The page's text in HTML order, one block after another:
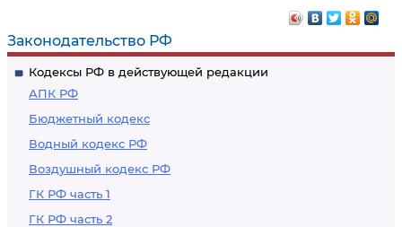
Законодательство РФ
Кодексы РФ в действующей редакции
АПК РФ
Бюджетный кодекс
Водный кодекс РФ
Воздушный кодекс РФ
ГК РФ часть 1
ГК РФ часть 2